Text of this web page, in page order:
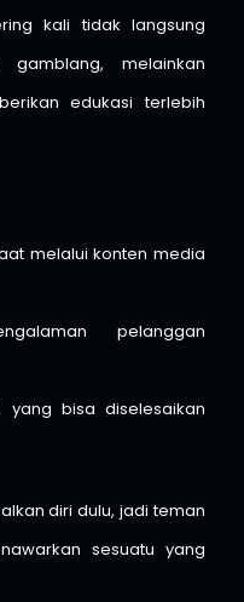
kali tidak langsung
melainkan
edukasi terlebih
melalui konten media
pelanggan
yang bisa diselesaikan
diri dulu, jadi teman
sesuatu yang